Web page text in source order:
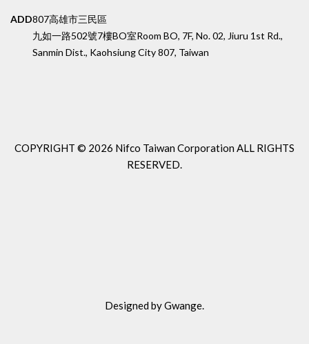
ADD807高雄市三民區
九如一路502號7樓BO室Room BO, 7F, No. 02, Jiuru 1st Rd.,
Sanmin Dist., Kaohsiung City 807, Taiwan
COPYRIGHT © 2026 Nifco Taiwan Corporation ALL RIGHTS
RESERVED.
Designed byGwange.